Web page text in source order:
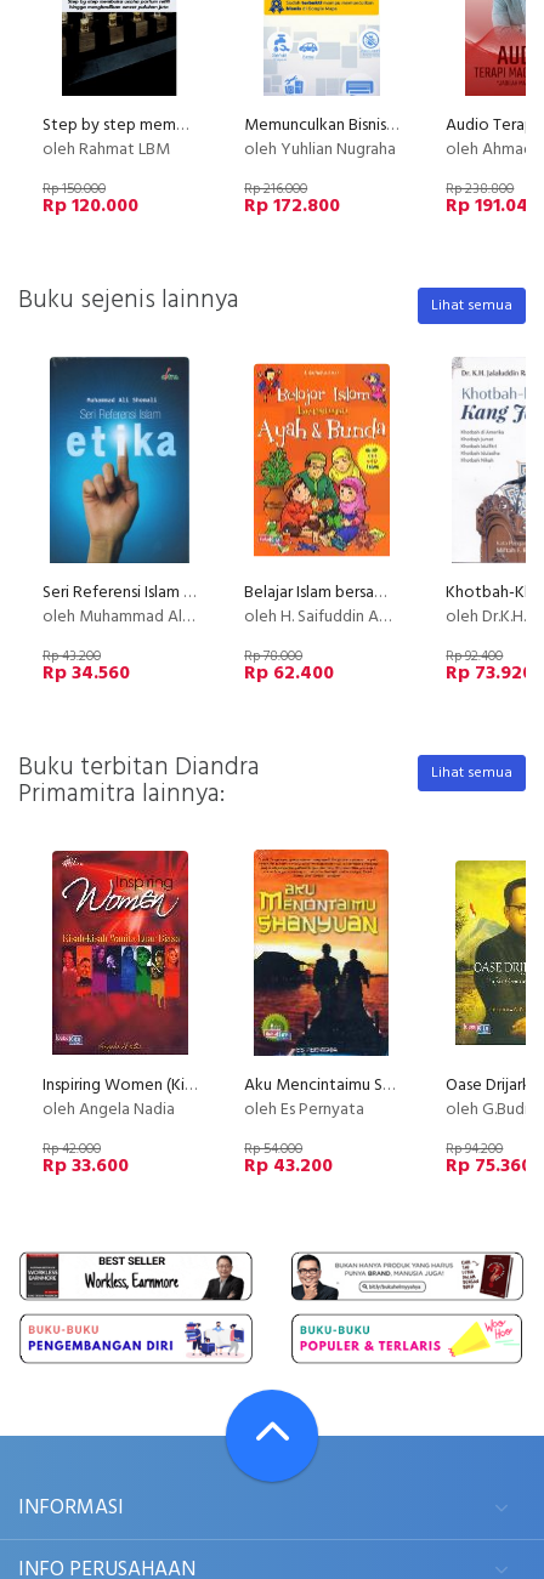
Step by step membuka usaha parfum refill
oleh Rahmat LBM
Rp 150.000
Rp 120.000
Memunculkan Bisnis di Google Maps untuk Usaha Jasa & non-Jasa (Google Bisnis)
oleh Yuhlian Nugraha
Rp 216.000
Rp 172.800
oleh Ahmad
Rp 238.800
Rp 191.040
Buku sejenis lainnya Lihat semua
Seri Referensi Islam Etika
oleh Muhammad Ali Shomali
Rp 43.200
Rp 34.560
Belajar Islam bersama Ayah dan Bunda
oleh H. Saifuddin Aman
Rp 78.000
Rp 62.400
oleh Dr.K.H.Jalaluddin
Rp 92.400
Rp 73.920
Buku terbitan Diandra
Primamitra lainnya:
Lihat semua
Inspiring Women (Kisah-Kisah Wanita Luar Biasa)
oleh Angela Nadia
Rp 42.000
Rp 33.600
Aku Mencintaimu Shanyuan
oleh Es Pernyata
Rp 54.000
Rp 43.200
oleh G.Budi
Rp 94.200
Rp 75.360
INFORMASI
INFO PERUSAHAAN